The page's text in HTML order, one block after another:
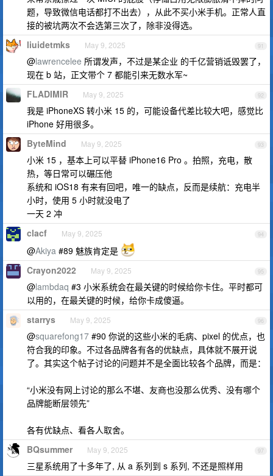
题，导致微信电话都打不出去），从此不买小米手机。正常人直
接的被坑两次不会选第三次了，除非没得选。
91
liuidetmks May 9, 2025
@lawrencelee 所谓发声，不过是某企业 的千亿营销诋毁罢了，
现在 b 站，正文带个 7 都能引来无数水军~
92
FLADIMIR May 9, 2025
我是 iPhoneXS 转小米 15 的，可能设备代差比较大吧，感觉比
iPhone 好用很多。
93
ByteMind May 9, 2025
小米 15 ，基本上可以平替 iPhone16 Pro 。拍照，充电，散
热，等日常可以碾压他
系统和 iOS18 有来有回吧，唯一的缺点，反而是续航：充电半
小时，使用 5 小时就没电了
一天 2 冲
94
clacf May 9, 2025
@Akiya #89 魅族肯定是
95
Crayon2022 May 9, 2025
@lambdaq #3 小米系统会在最关键的时候给你卡住。平时都可
以用的，在最关键的时候，给你卡成傻逼。
96
starrys May 9, 2025
@squarefong17 #90 你说的这些小米的毛病、pixel 的优点，也
符合我的印象。不过各品牌各有各的优缺点，具体就不展开说
了。其实这个帖子讨论的问题并不是全面比较各个品牌，而是：
“小米没有网上讨论的那么不堪、友商也没那么优秀、没有哪个
品牌能断层领先”
各有优缺点、看各人取舍。
97
BQsummer May 9, 2025
三星系统用了十多年了, 从 a 系列到 s 系列, 不还是照样用